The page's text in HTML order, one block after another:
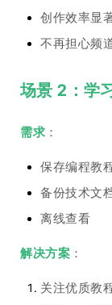
创作效率显
不再担心频
场景 2：学
需求 ：
保存编程教
备份技术文
离线查看
解决方案 ：
关注优质教